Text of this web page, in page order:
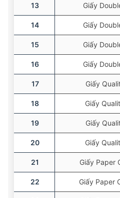
13 Giấy
14 Giấy
15 Giấy
16 Giấy
17 Giấy
18 Giấy
19 Giấy
20 Giấy
21 Giấy Paper
22 Giấy Paper